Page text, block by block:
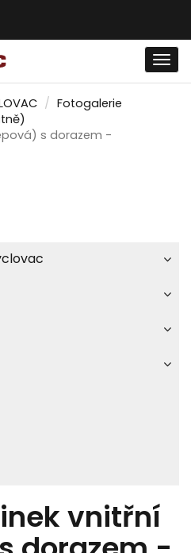
Fotogalerie
s dorazem -
vnitřní